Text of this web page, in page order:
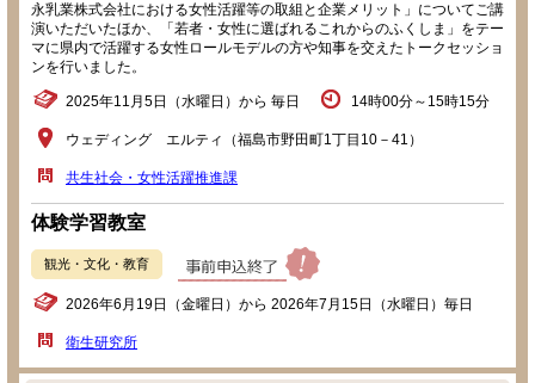
永乳業株式会社における女性活躍等の取組と企業メリット」についてご講
演いただいたほか、「若者・女性に選ばれるこれからのふくしま」をテー
マに県内で活躍する女性ロールモデルの方や知事を交えたトークセッショ
ンを行いました。
2025年11月5日（水曜日）から 毎日 14時00分～15時15分
ウェディング エルティ（福島市野田町1丁目10－41）
共生社会・女性活躍推進課
体験学習教室
観光・文化・教育
2026年6月19日（金曜日）から 2026年7月15日（水曜日）毎日
衛生研究所